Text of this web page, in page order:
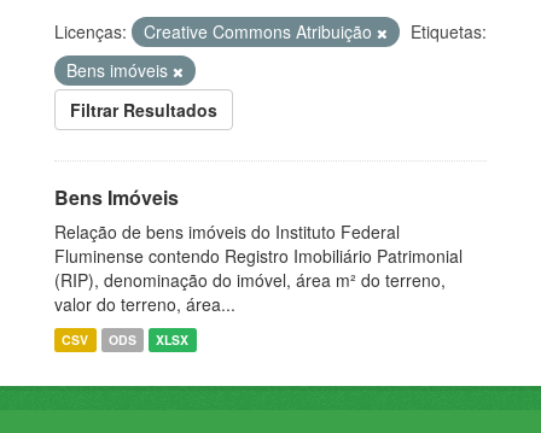
Licenças: Creative Commons Atribuição
Etiquetas:
Bens imóveis
Filtrar Resultados
Bens Imóveis
Relação de bens imóveis do Instituto Federal
Fluminense contendo Registro Imobiliário Patrimonial
(RIP), denominação do imóvel, área m² do terreno,
valor do terreno, área...
CSV ODS XLSX